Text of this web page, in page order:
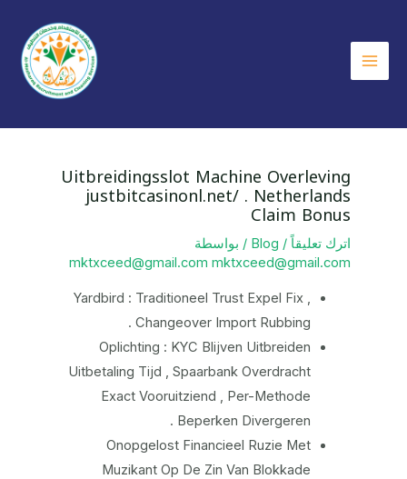
المحتوى
Main
Uitbreidingsslot Machine Overleving
justbitcasinonl.net/ . Netherlands
Claim Bonus
اترك تعليقاً /
Blog / بواسطة
mktxceed@gmail.com mktxceed@gmail.com
Yardbird : Traditioneel Trust Expel Fix ,
Changeover Import Rubbing .
Oplichting : KYC Blijven Uitbreiden
Uitbetaling Tijd , Spaarbank Overdracht
Exact Vooruitziend , Per-Methode
Beperken Divergeren .
Onopgelost Financieel Ruzie Met
Muzikant Op De Zin Van Blokkade